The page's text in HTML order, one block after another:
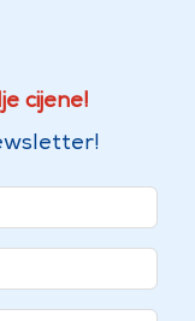
cijene!